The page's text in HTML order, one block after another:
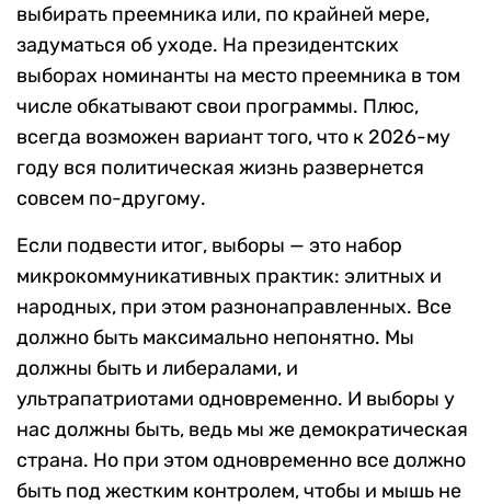
выбирать преемника или, по крайней мере,
задуматься об уходе. На президентских
выборах номинанты на место преемника в том
числе обкатывают свои программы. Плюс,
всегда возможен вариант того, что к 2026-му
году вся политическая жизнь развернется
совсем по-другому.
Если подвести итог, выборы — это набор
микрокоммуникативных практик: элитных и
народных, при этом разнонаправленных. Все
должно быть максимально непонятно. Мы
должны быть и либералами, и
ультрапатриотами одновременно. И выборы у
нас должны быть, ведь мы же демократическая
страна. Но при этом одновременно все должно
быть под жестким контролем, чтобы и мышь не